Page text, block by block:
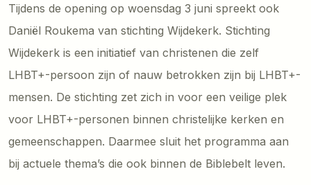
Tijdens de opening op woensdag 3 juni spreekt ook
Daniël Roukema van stichting Wijdekerk. Stichting
Wijdekerk is een initiatief van christenen die zelf
LHBT+-persoon zijn of nauw betrokken zijn bij LHBT+-
mensen. De stichting zet zich in voor een veilige plek
voor LHBT+-personen binnen christelijke kerken en
gemeenschappen. Daarmee sluit het programma aan
bij actuele thema’s die ook binnen de Biblebelt leven.